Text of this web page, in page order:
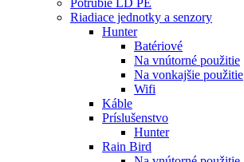
Potrubie LD PE
Riadiace jednotky a senzory
Hunter
Batériové
Na vnútorné použitie
Na vonkajšie použitie
Wifi
Káble
Príslušenstvo
Hunter
Rain Bird